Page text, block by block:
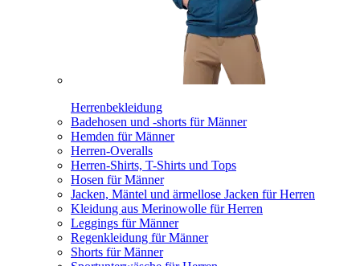
Herrenbekleidung
Badehosen und -shorts für Männer
Hemden für Männer
Herren-Overalls
Herren-Shirts, T-Shirts und Tops
Hosen für Männer
Jacken, Mäntel und ärmellose Jacken für Herren
Kleidung aus Merinowolle für Herren
Leggings für Männer
Regenkleidung für Männer
Shorts für Männer